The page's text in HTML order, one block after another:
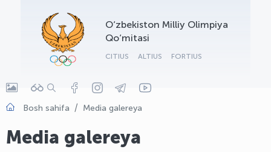
O‘zbekiston Milliy Olimpiya
Qo‘mitasi
CITIUS ALTIUS FORTIUS
Bosh sahifa Media galereya
Media galereya
OLYMPCHIK AI - yordamchi
Onlayn · olympic.uz